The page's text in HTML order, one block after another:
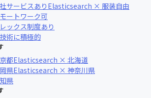
サービスあり Elasticsearch × 服装自由
ートワーク可
ックス制度あり
術に積極的
都Elasticsearch × 北海道
県Elasticsearch × 神奈川県
県